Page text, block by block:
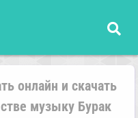
онлайн и скачать
музыку Бурак